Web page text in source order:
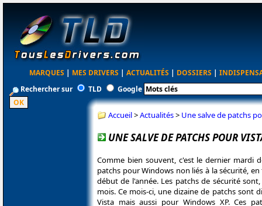
MARQUES | MES DRIVERS | ACTUALITÉS | DOSSIERS |
Rechercher sur
TLD Google
Accueil>Actualités> Une salve de patchs
UNE SALVE DE PATCHS POUR
Comme bien souvent, c'est le dernier mardi
patchs pour Windows non liés à la sécurité,
début de l'année. Les patchs de sécurité
mois. Ce mois-ci, une dizaine de patchs sont
Vista mais aussi pour Windows XP. Ces